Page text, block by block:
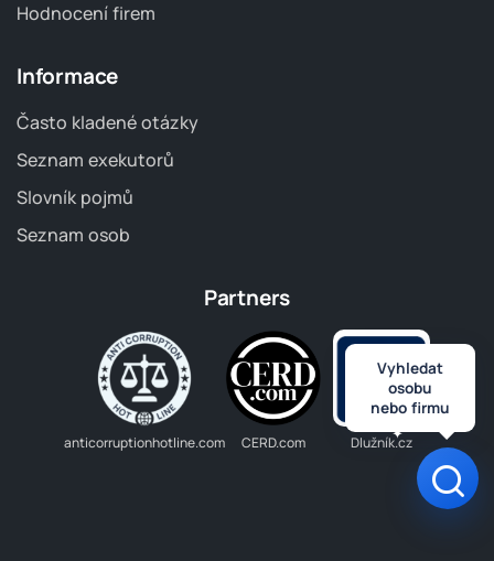
Hodnocení firem
Informace
Často kladené otázky
Seznam exekutorů
Slovník pojmů
Seznam osob
Partners
anticorruptionhotline.com CERD.com Dlužník.cz
Vyhledat
osobu
nebo firmu